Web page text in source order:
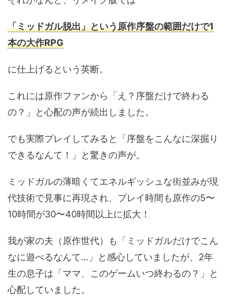
「ミッドガル脱出」という原作序盤の範囲だけで1
本の大作RPG
に仕上げるという英断。
これには原作ファンから「え？序盤だけで終わる
の？」と心配の声が続出しました。
でも実際プレイしてみると「序盤をこんなに深掘り
できるなんて！」と驚きの声が。
ミッドガルの薄暗くてエネルギッシュな街並みが現
代技術で見事に再現され、プレイ時間も原作の5〜
10時間が30〜40時間以上に拡大！
我が家の夫（原作世代）も「ミッドガルだけでこん
なに遊べるなんて…」と感心していましたが、2年
生の息子は「ママ、このゲームいつ終わるの？」と
心配していました。